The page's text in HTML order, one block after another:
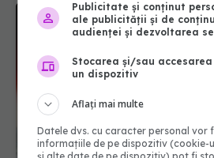
Publicitate și conținut
ale publicității și de
audienței și dezvoltarea
Stocarea și/sau
un dispozitiv
Aflați mai multe
Datele dvs. cu caracter personal vor
informațiile de pe dispozitiv (cookie-